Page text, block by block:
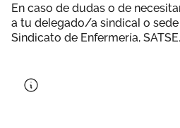
En caso de dudas o de
a tu delegado/a sindical o
Sindicato de Enfermería, SATSE.